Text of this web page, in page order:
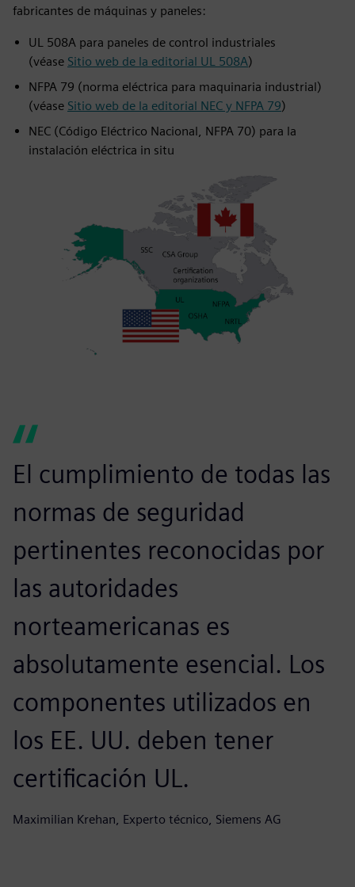
fabricantes de máquinas y paneles:
UL 508A para paneles de control industriales
(véase Sitio web de la editorial UL 508A)
NFPA 79 (norma eléctrica para maquinaria industrial)
(véase Sitio web de la editorial NEC y NFPA 79)
NEC (Código Eléctrico Nacional, NFPA 70) para la
instalación eléctrica in situ
El cumplimiento de todas las
normas de seguridad
pertinentes reconocidas por
las autoridades
norteamericanas es
absolutamente esencial. Los
componentes utilizados en
los EE. UU. deben tener
certificación UL.
Maximilian Krehan, Experto técnico, Siemens AG